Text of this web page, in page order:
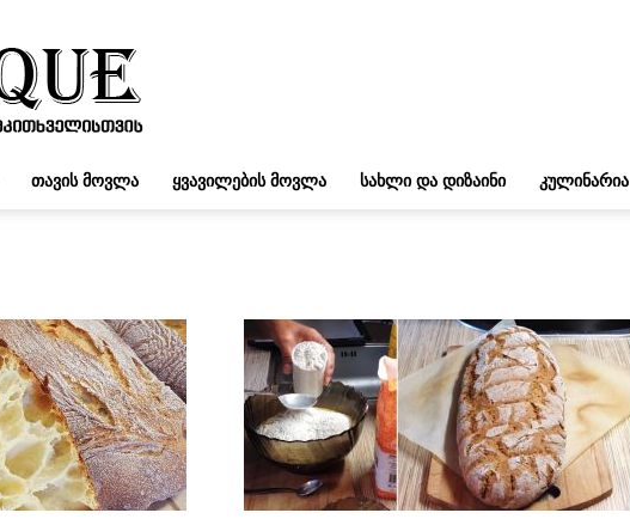
UNIQUE.GE
ᲗᲐᲕᲘᲡ ᲛᲝᲕᲚᲐ ᲧᲕᲐᲕᲘᲚᲔᲑᲘᲡ ᲛᲝᲕᲚᲐ ᲡᲐᲮᲚᲘ ᲓᲐ ᲓᲘᲖᲐᲘᲜᲘ ᲙᲣᲚᲘᲜᲐᲠᲘᲐ